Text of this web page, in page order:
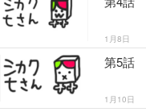
1月8日
第5話
1月10日